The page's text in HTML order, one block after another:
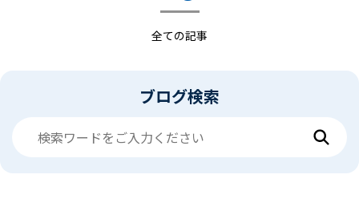
全ての記事
ブログ検索